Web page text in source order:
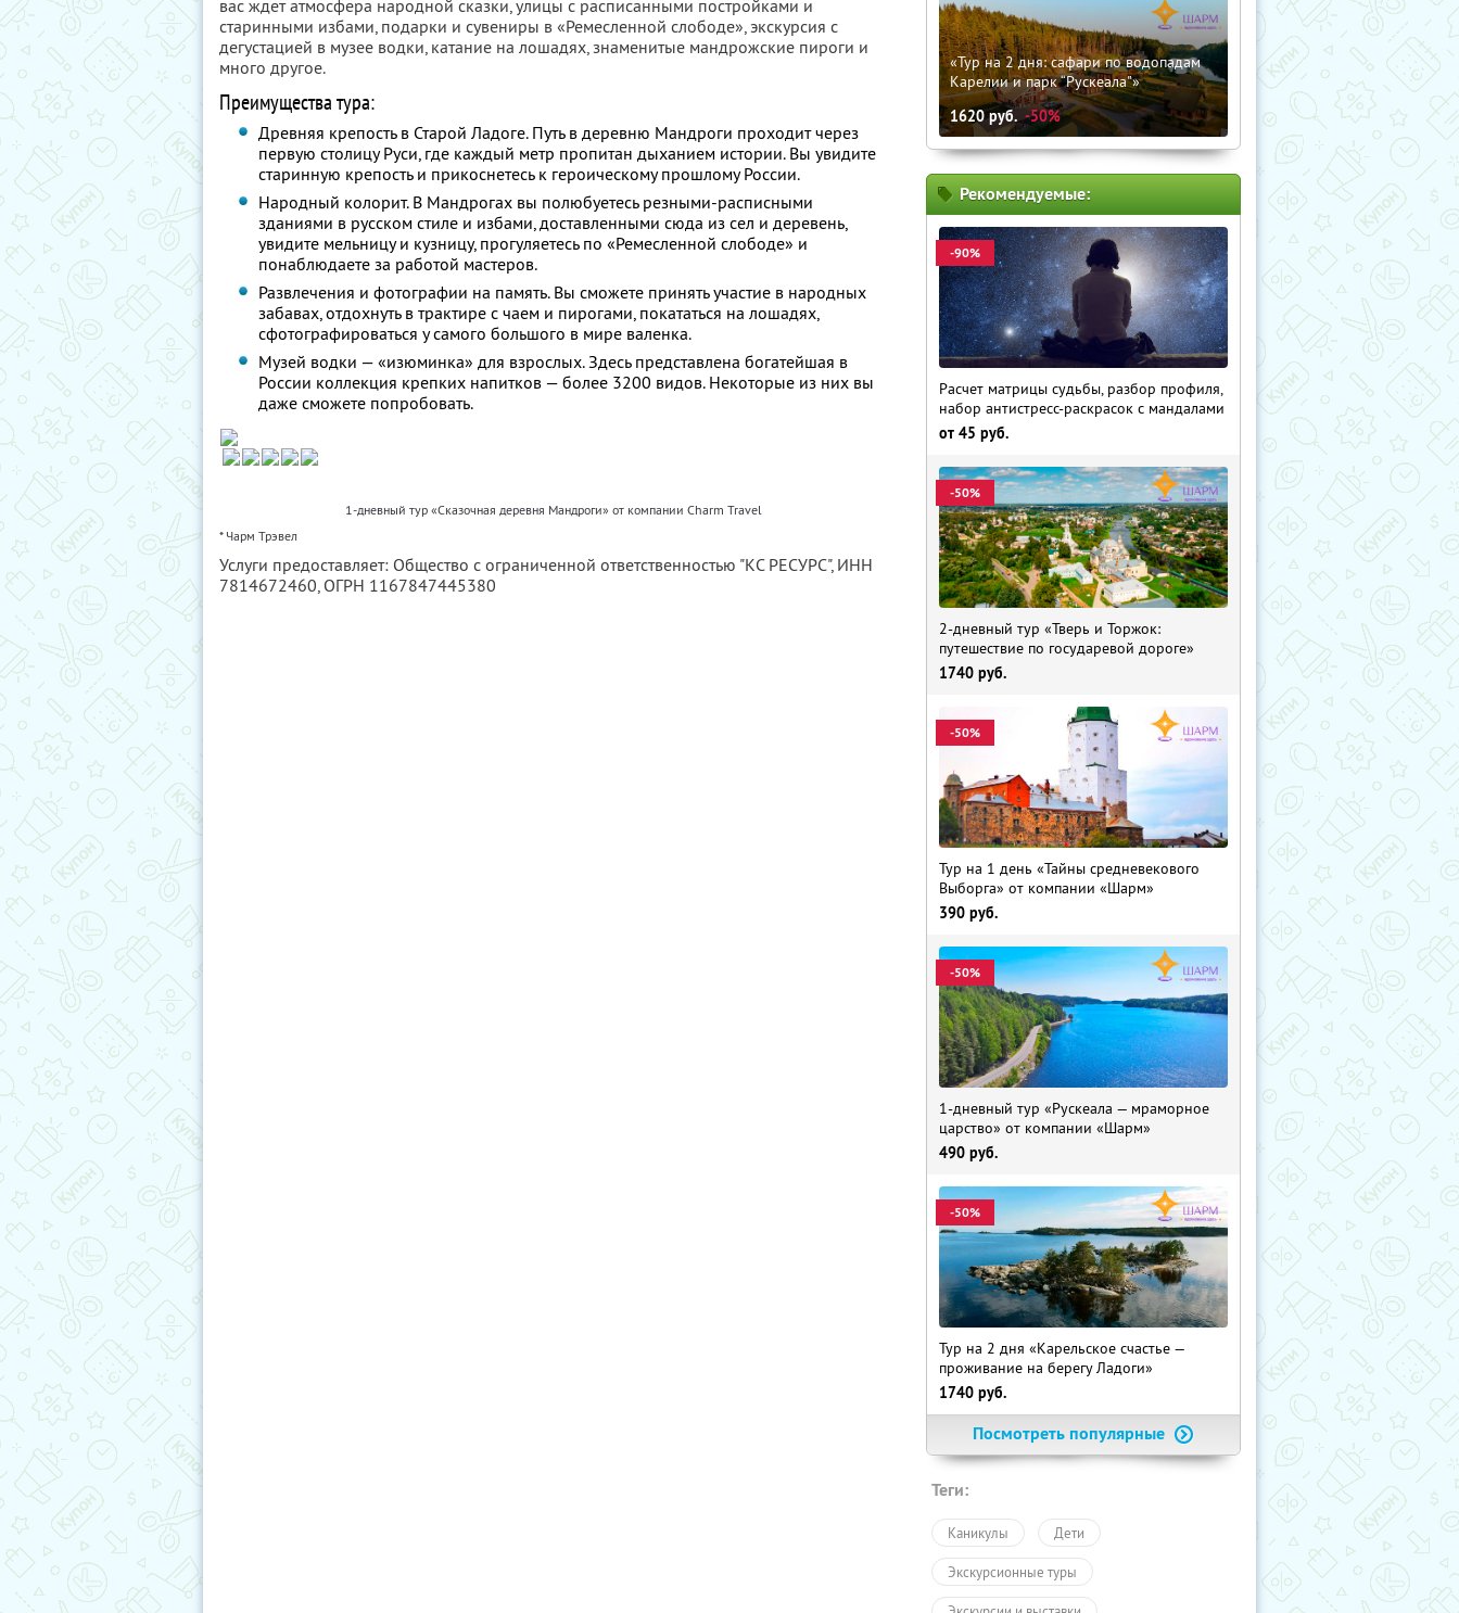
вас ждет атмосфера народной сказки, улицы с расписанными постройками и
старинными избами, подарки и сувениры в «Ремесленной слободе», экскурсия с
дегустацией в музее водки, катание на лошадях, знаменитые мандрожские пироги и
много другое.
Преимущества тура:
Древняя крепость в Старой Ладоге. Путь в деревню Мандроги проходит через
первую столицу Руси, где каждый метр пропитан дыханием истории. Вы увидите
старинную крепость и прикоснетесь к героическому прошлому России.
Народный колорит. В Мандрогах вы полюбуетесь резными-расписными
зданиями в русском стиле и избами, доставленными сюда из сел и деревень,
увидите мельницу и кузницу, прогуляетесь по «Ремесленной слободе» и
понаблюдаете за работой мастеров.
Развлечения и фотографии на память. Вы сможете принять участие в народных
забавах, отдохнуть в трактире с чаем и пирогами, покататься на лошадях,
сфотографироваться у самого большого в мире валенка.
Музей водки — «изюминка» для взрослых. Здесь представлена богатейшая в
России коллекция крепких напитков — более 3200 видов. Некоторые из них вы
даже сможете попробовать.
1-дневный тур «Сказочная деревня Мандроги» от компании Charm Travel
* Чарм Трэвел
Услуги предоставляет: Общество с ограниченной ответственностью "КС РЕСУРС", ИНН
7814672460, ОГРН 1167847445380
«Тур на 2 дня: сафари по водопадам
Карелии и парк “Рускеала"»
1620руб. -50%
Рекомендуемые:
-90%
Расчет матрицы судьбы, разбор профиля,
набор антистресс-раскрасок с мандалами
от 45 руб.
-50%
2-дневный тур «Тверь и Торжок:
путешествие по государевой дороге»
1740 руб.
-50%
Тур на 1 день «Тайны средневекового
Выборга» от компании «Шарм»
390 руб.
-50%
1-дневный тур «Рускеала — мраморное
царство» от компании «Шарм»
490 руб.
-50%
Тур на 2 дня «Карельское счастье —
проживание на берегу Ладоги»
1740 руб.
Посмотреть популярные
Теги:
Каникулы Дети
Экскурсионные туры